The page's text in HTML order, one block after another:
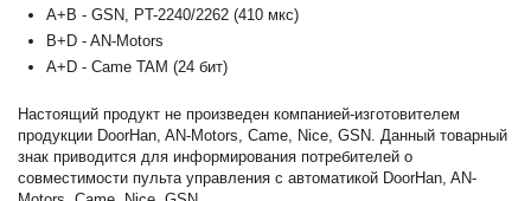
A+B - GSN, PT-2240/2262 (410 мкс)
B+D - AN-Motors
A+D - Came TAM (24 бит)
Настоящий продукт не произведен компанией-изготовителем
продукции DoorHan, AN-Motors, Came, Nice, GSN. Данный товарный
знак приводится для информирования потребителей о
совместимости пульта управления с автоматикой DoorHan, AN-